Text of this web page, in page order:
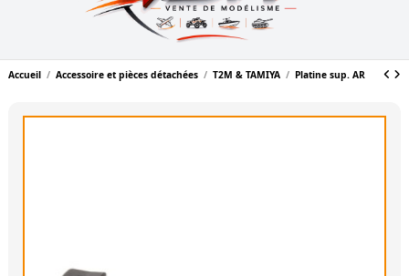
Accueil Accessoire et pièces détachées T2M & TAMIYA Platine sup. AR